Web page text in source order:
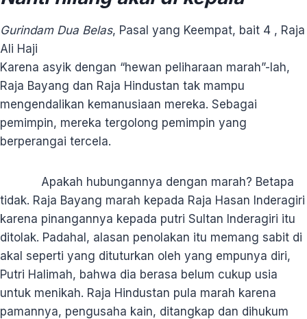
Gurindam Dua Belas, Pasal yang Keempat, bait 4 , Raja
Ali Haji
Karena asyik dengan “hewan peliharaan marah”-lah,
Raja Bayang dan Raja Hindustan tak mampu
mengendalikan kemanusiaan mereka. Sebagai
pemimpin, mereka tergolong pemimpin yang
berperangai tercela.
Apakah hubungannya dengan marah? Betapa
tidak. Raja Bayang marah kepada Raja Hasan Inderagiri
karena pinangannya kepada putri Sultan Inderagiri itu
ditolak. Padahal, alasan penolakan itu memang sabit di
akal seperti yang dituturkan oleh yang empunya diri,
Putri Halimah, bahwa dia berasa belum cukup usia
untuk menikah. Raja Hindustan pula marah karena
pamannya, pengusaha kain, ditangkap dan dihukum